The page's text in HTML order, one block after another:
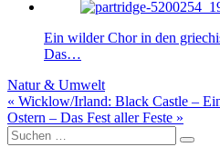
Ein wilder Chor in den
Das…
Natur & Umwelt
Beitragsnavigation
« Wicklow/Irland: Black Castle –
Ostern – Das Fest aller Feste »
Suche